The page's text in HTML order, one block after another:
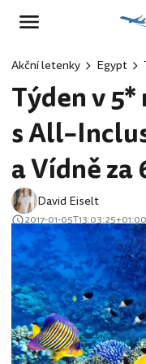
Akční letenky Egypt
Týden v
s
a Vídně za
David Eiselt
2017-01-05T13:03:25+01:00